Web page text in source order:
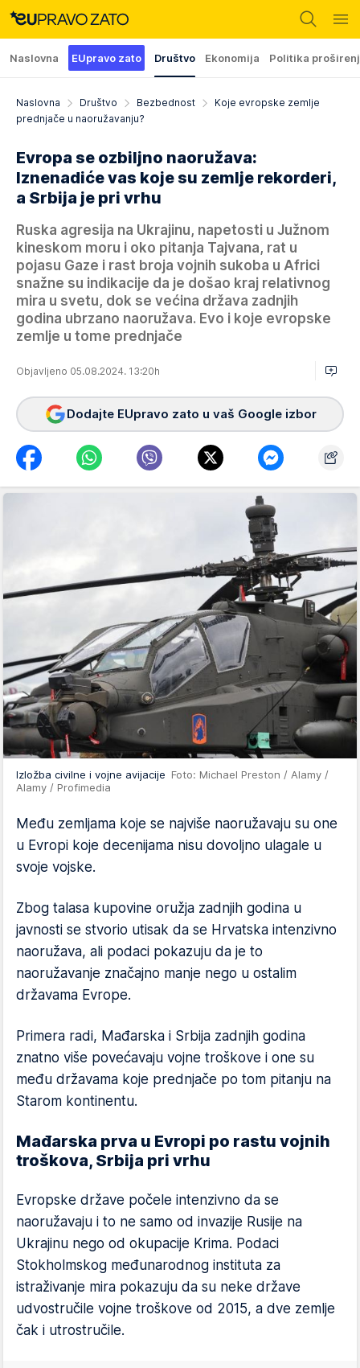
Naslovna EUpravo zato Društvo Ekonomija Politika
Naslovna Društvo Bezbednost
Koje evropske zemlje
prednjače u naoružavanju?
Evropa se ozbiljno naoružava:
Iznenadiće vas koje su zemlje rekorderi,
a Srbija je pri vrhu
Ruska agresija na Ukrajinu, napetosti u Južnom
kineskom moru i oko pitanja Tajvana, rat u
pojasu Gaze i rast broja vojnih sukoba u Africi
snažne su indikacije da je došao kraj relativnog
mira u svetu, dok se većina država zadnjih
godina ubrzano naoružava. Evo i koje evropske
zemlje u tome prednjače
Objavljeno 05.08.2024. 13:20h
Dodajte EUpravo zato u vaš Google izbor
Izložba civilne i vojne avijacije Foto: Michael Preston / Alamy /
Alamy / Profimedia
Među zemljama koje se najviše naoružavaju su one
u Evropi koje decenijama nisu dovoljno ulagale u
svoje vojske.
Zbog talasa kupovine oružja zadnjih godina u
javnosti se stvorio utisak da se Hrvatska intenzivno
naoružava, ali podaci pokazuju da je to
naoružavanje značajno manje nego u ostalim
državama Evrope.
Primera radi, Mađarska i Srbija zadnjih godina
znatno više povećavaju vojne troškove i one su
među državama koje prednjače po tom pitanju na
Starom kontinentu.
Mađarska prva u Evropi po rastu vojnih
troškova, Srbija pri vrhu
Evropske države počele intenzivno da se
naoružavaju i to ne samo od invazije Rusije na
Ukrajinu nego od okupacije Krima. Podaci
Stokholmskog međunarodnog instituta za
istraživanje mira pokazuju da su neke države
udvostručile vojne troškove od 2015, a dve zemlje
čak i utrostručile.